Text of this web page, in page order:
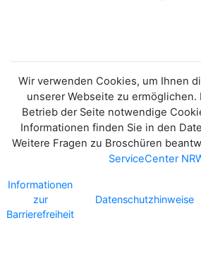
Wir verwenden Cookies, um Ihnen
unserer Webseite zu ermöglichen.
Betrieb der Seite notwendige
Informationen finden Sie in den
Weitere Fragen zu Broschüren
ServiceCenter
Informationen
zur
Barrierefreiheit
Datenschutzhinweise